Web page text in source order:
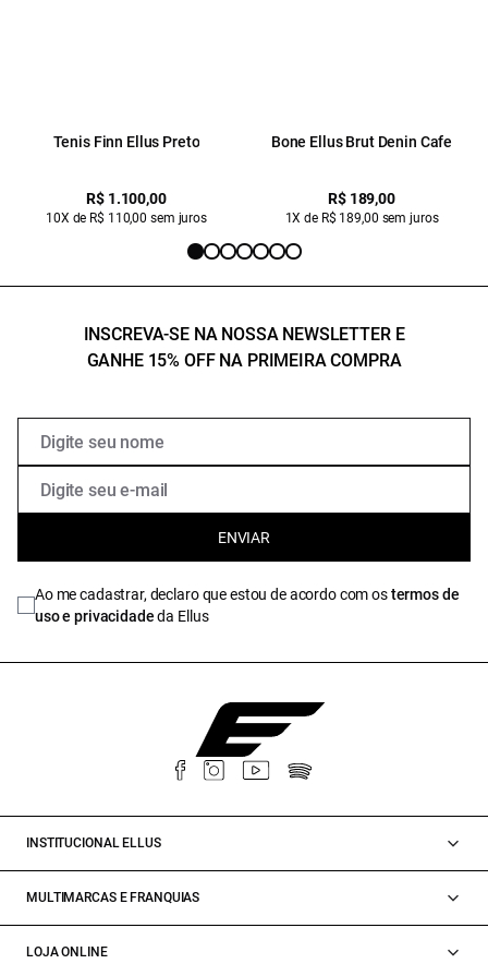
Tenis Finn Ellus Preto
R$ 1.100,00
10X de R$ 110,00 sem juros
Bone Ellus Brut Denin Cafe
R$ 189,00
1X de R$ 189,00 sem juros
INSCREVA-SE NA NOSSA NEWSLETTER E
GANHE 15% OFF NA PRIMEIRA COMPRA
ENVIAR
Ao me cadastrar, declaro que estou de acordo com ostermos de
uso e privacidadeda Ellus
INSTITUCIONAL ELLUS
MULTIMARCAS E FRANQUIAS
LOJA ONLINE